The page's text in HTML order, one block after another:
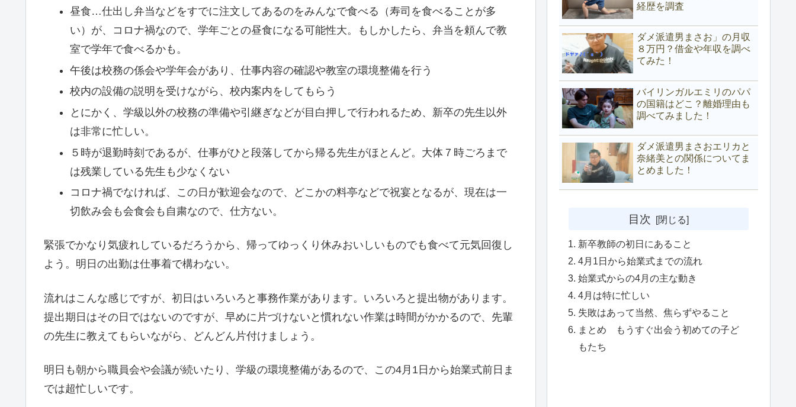
昼食…仕出し弁当などをすでに注文してあるのをみんなで食べる（寿司を食べることが多
い）が、コロナ禍なので、学年ごとの昼食になる可能性大。もしかしたら、弁当を頼んで教
室で学年で食べるかも。
午後は校務の係会や学年会があり、仕事内容の確認や教室の環境整備を行う
校内の設備の説明を受けながら、校内案内をしてもらう
とにかく、学級以外の校務の準備や引継ぎなどが目白押しで行われるため、新卒の先生以外
は非常に忙しい。
５時が退勤時刻であるが、仕事がひと段落してから帰る先生がほとんど。大体７時ごろまで
は残業している先生も少なくない
コロナ禍でなければ、この日が歓迎会なので、どこかの料亭などで祝宴となるが、現在は一
切飲み会も会食会も自粛なので、仕方ない。
緊張でかなり気疲れしているだろうから、帰ってゆっくり休みおいしいものでも食べて元気回復し
よう。明日の出勤は仕事着で構わない。
流れはこんな感じですが、初日はいろいろと事務作業があります。いろいろと提出物があります。
提出期日はその日ではないのですが、早めに片づけないと慣れない作業は時間がかかるので、先輩
の先生に教えてもらいながら、どんどん片付けましょう。
明日も朝から職員会や会議が続いたり、学級の環境整備があるので、この4月1日から始業式前日ま
では超忙しいです。
経歴を調査
ダメ派遣男まさお」の月収
８万円？借金や年収を調べ
てみた！
バイリンガルエミリのパパ
の国籍はどこ？離婚理由も
調べてみました！
ダメ派遣男まさおエリカと
奈緒美との関係についてま
とめました！
目次
新卒教師の初日にあること
4月1日から始業式までの流れ
始業式からの4月の主な動き
4月は特に忙しい
失敗はあって当然、焦らずやること
まとめ もうすぐ出会う初めての子ど
もたち